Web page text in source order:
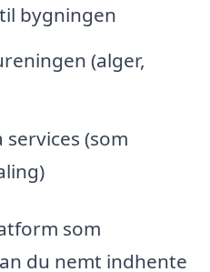
bygningen
(alger,
(som
som
du nemt indhente